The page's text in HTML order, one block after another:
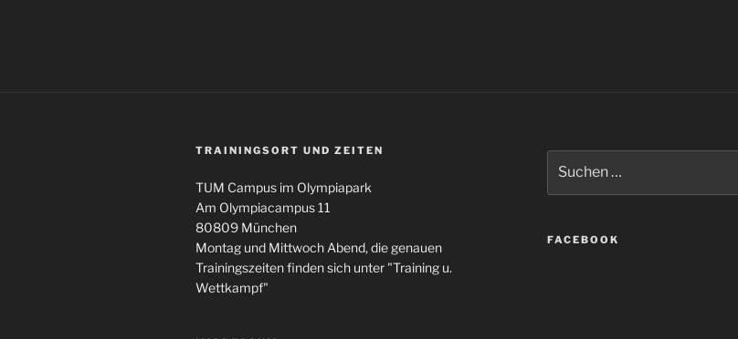
TRAININGSORT UND ZEITEN
TUM Campus im Olympiapark
Am Olympiacampus 11
80809 München
Montag und Mittwoch Abend, die genauen
Trainingszeiten finden sich unter "Training u.
Wettkampf"
nach:
FACEBOOK